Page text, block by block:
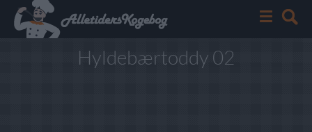
Hyldebærtoddy 02